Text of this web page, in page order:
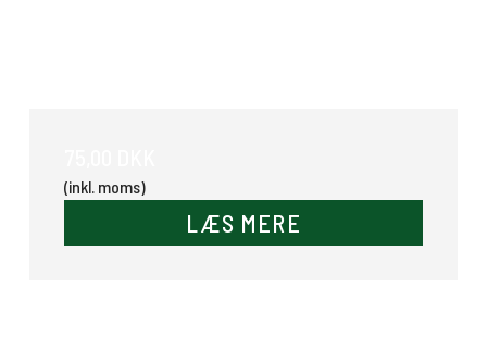
(inkl. moms)
LÆS MERE